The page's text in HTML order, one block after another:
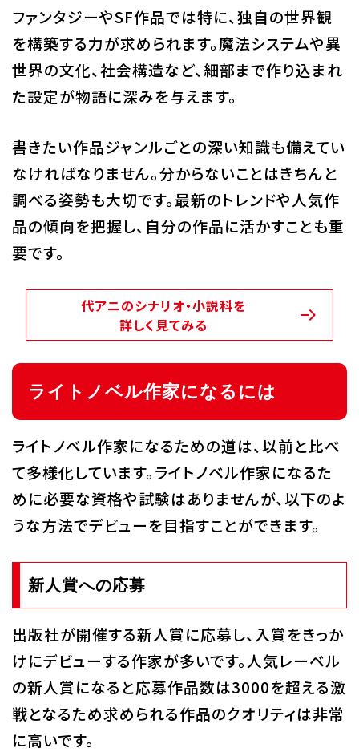
ファンタジーやSF作品では特に、独自の世界観
を構築する力が求められます。魔法システムや異
世界の文化、社会構造など、細部まで作り込まれ
た設定が物語に深みを与えます。
書きたい作品ジャンルごとの深い知識も備えてい
なければなりません。分からないことはきちんと
調べる姿勢も大切です。最新のトレンドや人気作
品の傾向を把握し、自分の作品に活かすことも重
要です。
代アニのシナリオ・小説科を
詳しく見てみる
ライトノベル作家になるには
ライトノベル作家になるための道は、以前と比べ
て多様化しています。ライトノベル作家になるた
めに必要な資格や試験はありませんが、以下のよ
うな方法でデビューを目指すことができます。
新人賞への応募
出版社が開催する新人賞に応募し、入賞をきっか
けにデビューする作家が多いです。人気レーベル
の新人賞になると応募作品数は3000を超える激
戦となるため求められる作品のクオリティは非常
に高いです。